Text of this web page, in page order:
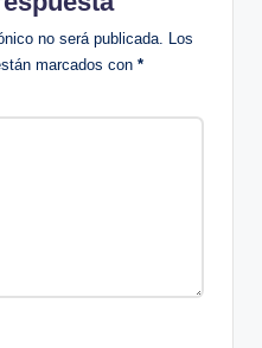
no será publicada.
Los
marcados con *